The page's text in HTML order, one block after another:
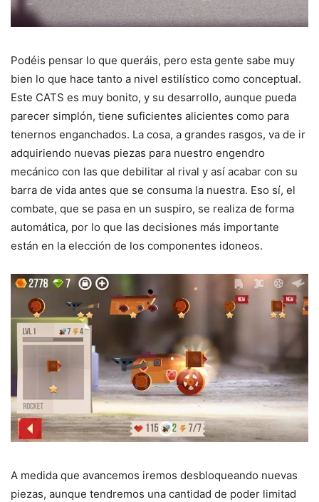
Podéis pensar lo que queráis, pero esta gente sabe muy
bien lo que hace tanto a nivel estilístico como conceptual.
Este CATS es muy bonito, y su desarrollo, aunque pueda
parecer simplón, tiene suficientes alicientes como para
tenernos enganchados. La cosa, a grandes rasgos, va de ir
adquiriendo nuevas piezas para nuestro engendro
mecánico con las que debilitar al rival y así acabar con su
barra de vida antes que se consuma la nuestra. Eso sí, el
combate, que se pasa en un suspiro, se realiza de forma
automática, por lo que las decisiones más importante
están en la elección de los componentes idoneos.
A medida que avancemos iremos desbloqueando nuevas
piezas, aunque tendremos una cantidad de poder limitad